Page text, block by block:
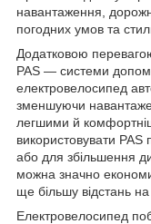
навантаження,
погодних умов та
Додатковою
PAS — системи
електровелосипед
зменшуючи
легшими й
використовувати PAS
або для збільшення
можна значно
ще більшу відстань
Електровелосипед